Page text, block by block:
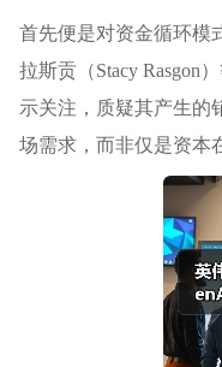
首先便是对资金循环模
拉斯贡（Stacy Rasgon
示关注，质疑其产生的
场需求，而非仅是资本